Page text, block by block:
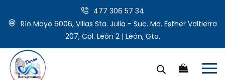
477 306 57 34
Río Mayo 6006, Villas Sta. Julia - Suc. Ma. Esther Valtierra
207, Col. León 2 | León, Gto.